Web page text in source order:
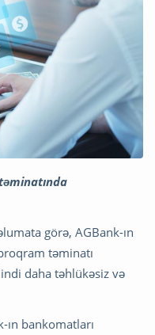
görə, AGBank-ın
təminatı
daha təhlükəsiz və
bankomatları